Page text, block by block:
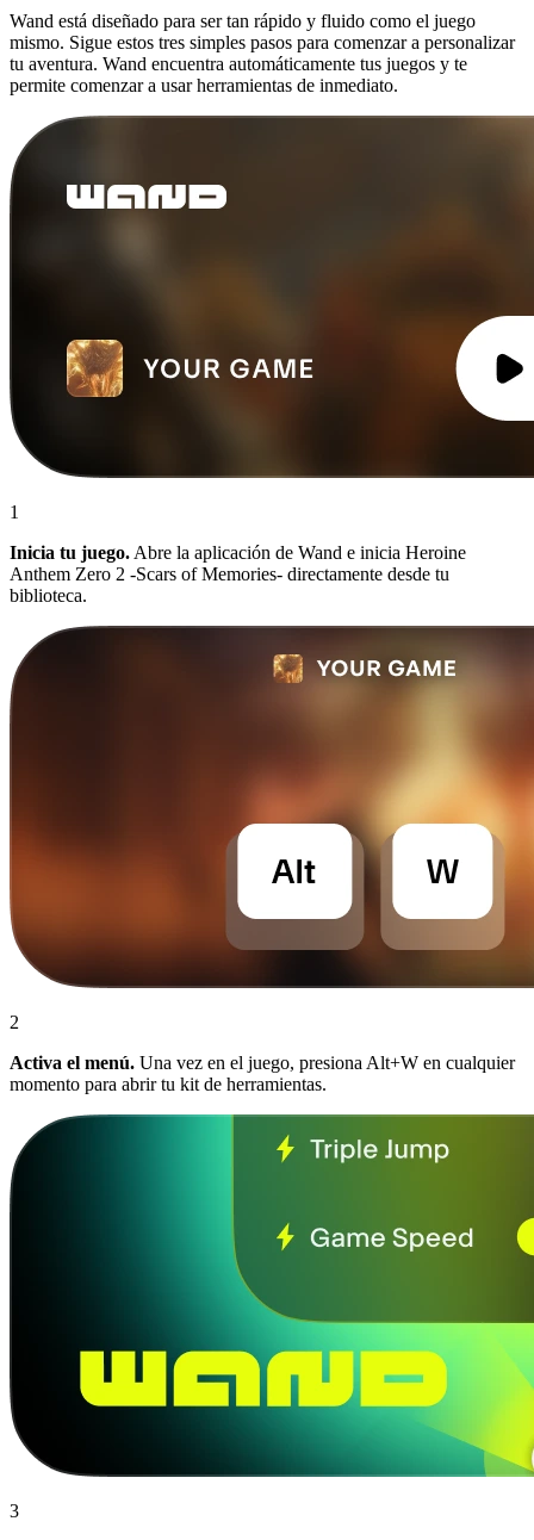
Wand está diseñado para ser tan rápido y fluido como el juego
mismo. Sigue estos tres simples pasos para comenzar a personalizar
tu aventura. Wand encuentra automáticamente tus juegos y te
permite comenzar a usar herramientas de inmediato.
1
Inicia tu juego. Abre la aplicación de Wand e inicia Heroine
Anthem Zero 2 -Scars of Memories- directamente desde tu
biblioteca.
2
Activa el menú. Una vez en el juego, presiona Alt+W en cualquier
momento para abrir tu kit de herramientas.
3